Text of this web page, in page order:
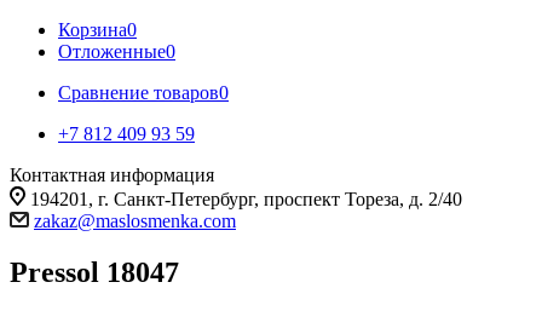
Корзина0
Отложенные0
Сравнение товаров0
+7 812 409 93 59
Контактная информация
194201, г. Санкт-Петербург, проспект Тореза, д. 2/40
zakaz@maslosmenka.com
Pressol 18047